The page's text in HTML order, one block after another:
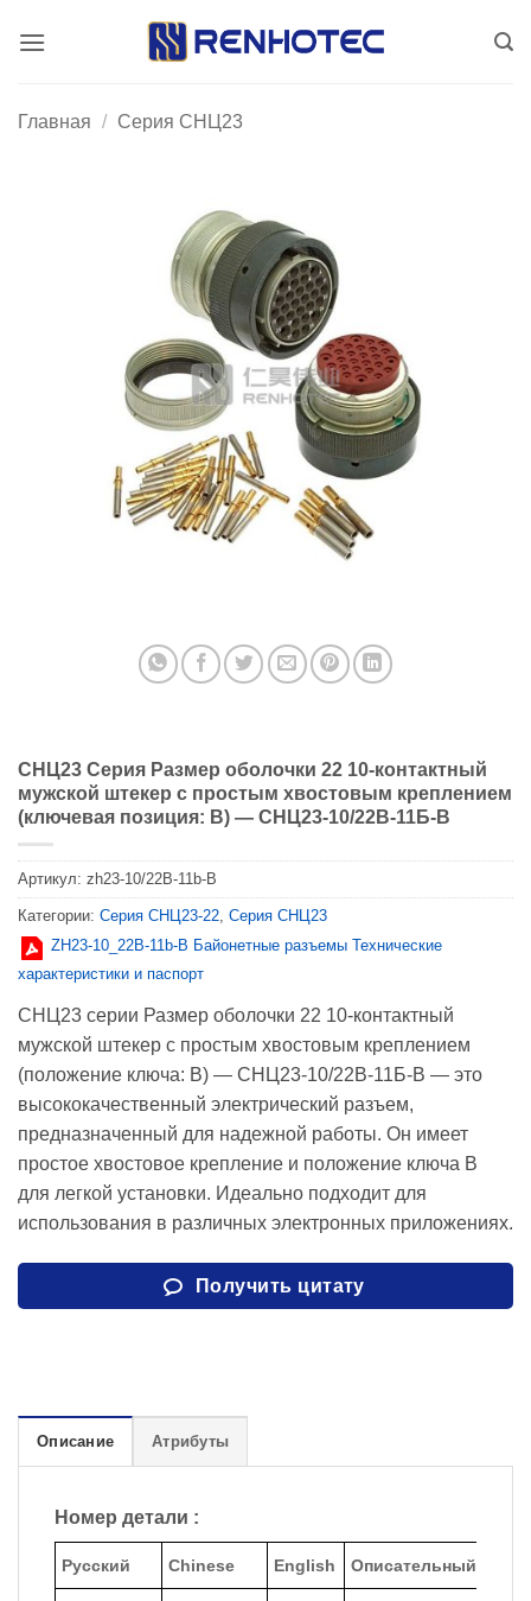
Главная / Серия CНЦ23
СНЦ23 Серия Размер оболочки 22 10-контактный
мужской штекер с простым хвостовым креплением
(ключевая позиция: B) — СНЦ23-10/22В-11Б-В
Артикул: zh23-10/22B-11b-B
Категории: Серия СНЦ23-22 Серия CНЦ23
ZH23-10_22В-11b-В Байонетные разъемы Технические
характеристики и паспорт
СНЦ23 серии Размер оболочки 22 10-контактный
мужской штекер с простым хвостовым креплением
(положение ключа: B) — СНЦ23-10/22В-11Б-В — это
высококачественный электрический разъем,
предназначенный для надежной работы. Он имеет
простое хвостовое крепление и положение ключа B
для легкой установки. Идеально подходит для
использования в различных электронных приложениях.
Получить цитату
Описание Атрибуты
Номер детали :
Русский Chinese English Описательный